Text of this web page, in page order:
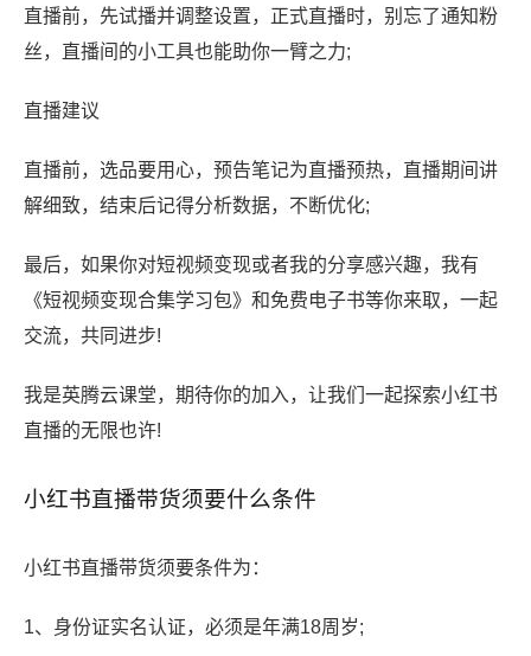
直播前，先试播并调整设置，正式直播时，别忘了通知粉
丝，直播间的小工具也能助你一臂之力;
直播建议
直播前，选品要用心，预告笔记为直播预热，直播期间讲
解细致，结束后记得分析数据，不断优化;
最后，如果你对短视频变现或者我的分享感兴趣，我有
《短视频变现合集学习包》和免费电子书等你来取，一起
交流，共同进步!
我是英腾云课堂，期待你的加入，让我们一起探索小红书
直播的无限也许!
小红书直播带货须要什么条件
小红书直播带货须要条件为：
1、身份证实名认证，必须是年满18周岁;